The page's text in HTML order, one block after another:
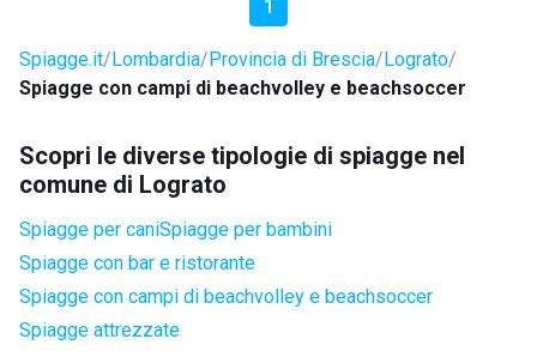
1
Spiagge.it Lombardia Provincia di Brescia Lograto
Spiagge con campi di beachvolley e beachsoccer
Scopri le diverse tipologie di spiagge nel
comune di Lograto
Spiagge per caniSpiagge per bambini
Spiagge con bar e ristorante
Spiagge con campi di beachvolley e beachsoccer
Spiagge attrezzate